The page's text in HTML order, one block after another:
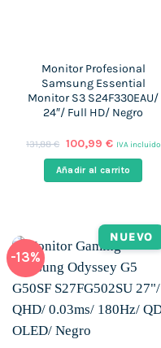
Monitor Profesional
Samsung Essential
Monitor S3 S24F330EAU/
24″/ Full HD/ Negro
131,88€ El
original
era:
100,99 €El
actual
es:
IVA incluido
Añadir al carrito
-13%
NUEVO